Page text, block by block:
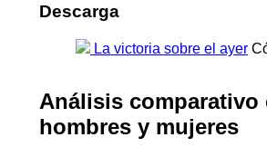
Descarga
La victoria sobre el ayer
Análisis comparativo
hombres y mujeres